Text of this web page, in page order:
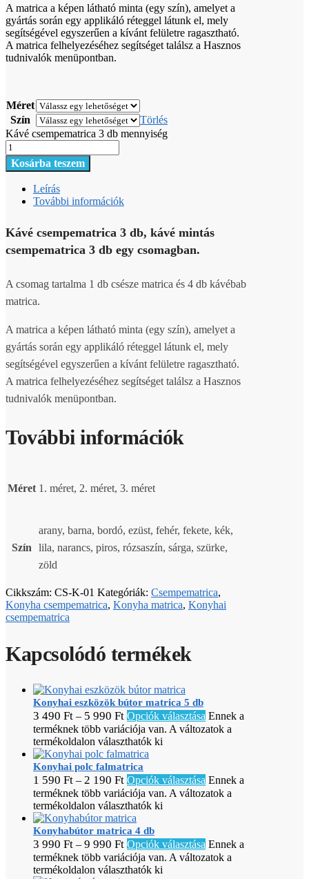
A matrica a képen látható minta (egy szín), amelyet a
gyártás során egy applikáló réteggel látunk el, mely
segítségével egyszerűen a kívánt felületre ragasztható.
A matrica felhelyezéséhez segítséget találsz a Hasznos
tudnivalók menüpontban.
Méret
Szín
Törlés
Kávé csempematrica 3 db mennyiség
Kosárba teszem
Leírás
További információk
Kávé csempematrica 3 db, kávé mintás
csempematrica 3 db egy csomagban.
A csomag tartalma 1 db csésze matrica és 4 db kávébab
matrica.
A matrica a képen látható minta (egy szín), amelyet a
gyártás során egy applikáló réteggel látunk el, mely
segítségével egyszerűen a kívánt felületre ragasztható.
A matrica felhelyezéséhez segítséget találsz a Hasznos
tudnivalók menüpontban.
További információk
Méret 1. méret, 2. méret, 3. méret
Szín
arany, barna, bordó, ezüst, fehér, fekete, kék,
lila, narancs, piros, rózsaszín, sárga, szürke,
zöld
Cikkszám: CS-K-01 Kategóriák: Csempematrica,
Konyha csempematrica, Konyha matrica, Konyhai
csempematrica
Kapcsolódó termékek
Konyhai eszközök bútor matrica 5 db
3 490 Ft – 5 990 Ft Opciók választása Ennek a
terméknek több variációja van. A változatok a
termékoldalon választhatók ki
Konyhai polc falmatrica
1 590 Ft – 2 190 Ft Opciók választása Ennek a
terméknek több variációja van. A változatok a
termékoldalon választhatók ki
Konyhabútor matrica 4 db
3 990 Ft – 9 990 Ft Opciók választása Ennek a
terméknek több variációja van. A változatok a
termékoldalon választhatók ki